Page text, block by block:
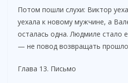
Потом пошли слухи: Виктор
уехала к новому мужчине, а
осталась одна. Людмиле стало
— не повод возвращать
Глава 13. Письмо